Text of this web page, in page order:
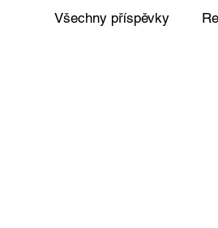
Všechny příspěvky